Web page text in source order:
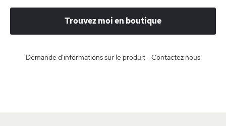
Trouvez moi en boutique
Demande d'informations sur le produit - Contactez nous